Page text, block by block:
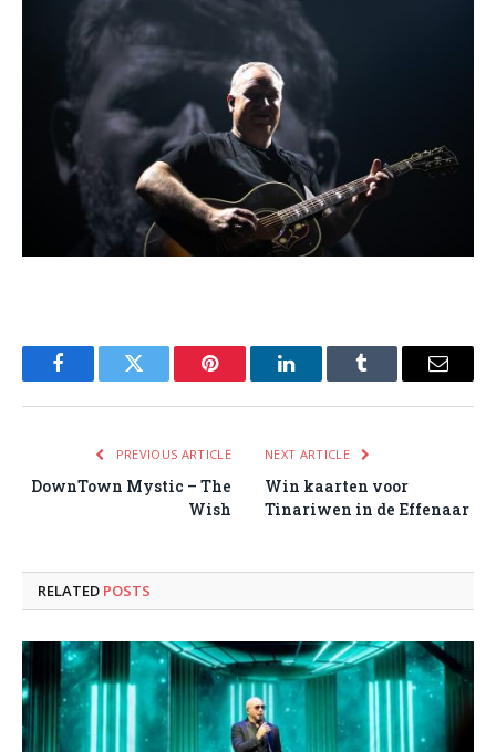
FacebookTwitter Pinterest LinkedInTumblr Email
PREVIOUS ARTICLE
DownTown Mystic – The
Wish
NEXT ARTICLE
Win kaarten voor
Tinariwen in de Effenaar
RELATED POSTS